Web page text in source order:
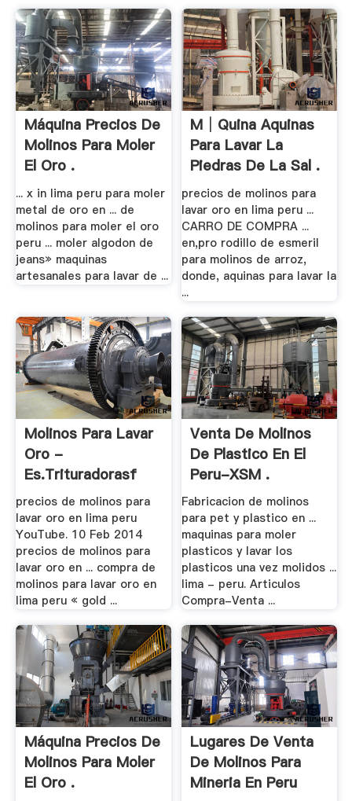
Máquina Precios De
Molinos Para Moler
El Oro .
... x in lima peru para moler
metal de oro en ... de
molinos para moler el oro
peru ... moler algodon de
jeans» maquinas
artesanales para lavar de ...
M│quina Aquinas
Para Lavar La
Piedras De La Sal .
precios de molinos para
lavar oro en lima peru ...
CARRO DE COMPRA ...
en,pro rodillo de esmeril
para molinos de arroz,
donde, aquinas para lavar la
...
Molinos Para Lavar
Oro -
Es.trituradorasf
precios de molinos para
lavar oro en lima peru
YouTube. 10 Feb 2014
precios de molinos para
lavar oro en ... compra de
molinos para lavar oro en
lima peru « gold ...
Venta De Molinos
De Plastico En El
Peru-XSM .
Fabricacion de molinos
para pet y plastico en ...
maquinas para moler
plasticos y lavar los
plasticos una vez molidos ...
lima - peru. Articulos
Compra-Venta ...
Máquina Precios De
Molinos Para Moler
El Oro .
Lugares De Venta
De Molinos Para
Mineria En Peru